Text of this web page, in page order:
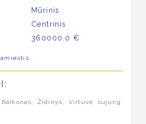
Mūrinis
Centrinis
360000.0 €
Židinys, Virtuvė sujung.